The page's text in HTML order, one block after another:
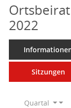
2022
Sitzungen
Quartal